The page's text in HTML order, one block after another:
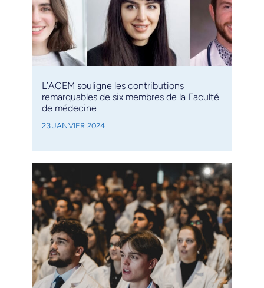
L’ACEM souligne les contributions
remarquables de six membres de la Faculté
de médecine
23 JANVIER 2024